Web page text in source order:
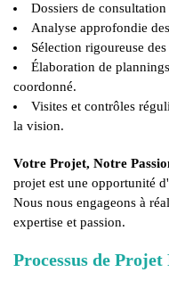
Dossiers de
Analyse approfondie
Sélection rigoureuse
Élaboration de
coordonné.
Visites et contrôles
la vision.
Votre Projet, Notre
projet est une opportunité
Nous nous engageons à
expertise et passion.
Processus de Projet